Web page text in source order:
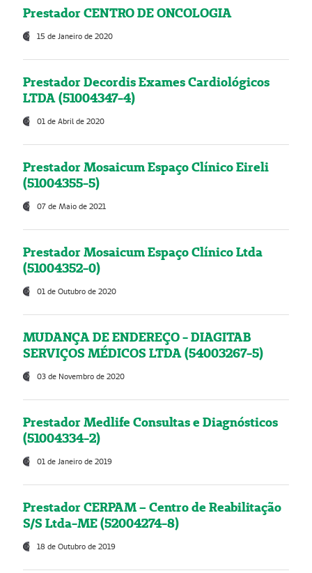
Prestador CENTRO DE ONCOLOGIA
15 de Janeiro de 2020
Prestador Decordis Exames Cardiológicos
LTDA (51004347-4)
01 de Abril de 2020
Prestador Mosaicum Espaço Clínico Eireli
(51004355-5)
07 de Maio de 2021
Prestador Mosaicum Espaço Clínico Ltda
(51004352-0)
01 de Outubro de 2020
MUDANÇA DE ENDEREÇO - DIAGITAB
SERVIÇOS MÉDICOS LTDA (54003267-5)
03 de Novembro de 2020
Prestador Medlife Consultas e Diagnósticos
(51004334-2)
01 de Janeiro de 2019
Prestador CERPAM – Centro de Reabilitação
S/S Ltda-ME (52004274-8)
18 de Outubro de 2019